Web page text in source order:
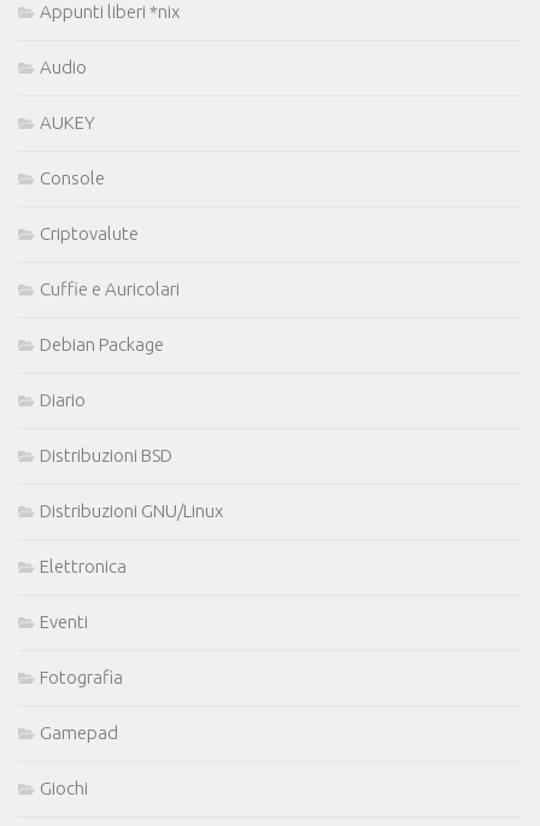
Appunti liberi *nix
Audio
AUKEY
Console
Criptovalute
Cuffie e Auricolari
Debian Package
Diario
Distribuzioni BSD
Distribuzioni GNU/Linux
Elettronica
Eventi
Fotografia
Gamepad
Giochi